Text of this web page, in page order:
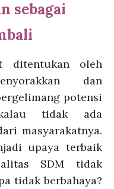
sebagai
ditentukan oleh
dan
potensi
tidak ada
masyarakatnya.
upaya terbaik
SDM tidak
tidak berbahaya?